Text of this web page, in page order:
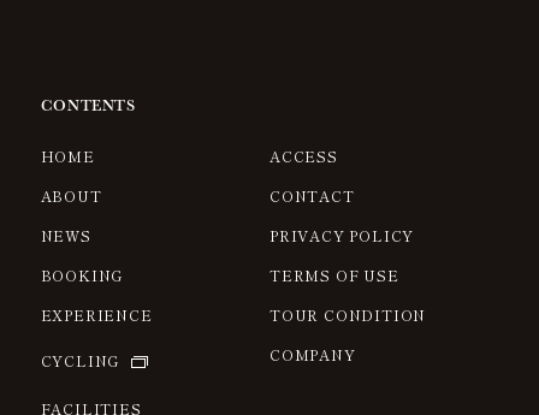
CONTENTS
HOME
ABOUT
NEWS
BOOKING
EXPERIENCE
CYCLING
FACILITIES
ACCESS
CONTACT
PRIVACY POLICY
TERMS OF USE
TOUR CONDITION
COMPANY